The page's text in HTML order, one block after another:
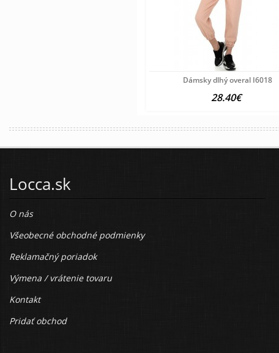
Dámsky dlhý overal I6018
28.40€
Locca.sk
O nás
Všeobecné obchodné podmienky
Reklamačný poriadok
Výmena / vrátenie tovaru
Kontakt
Pridať obchod